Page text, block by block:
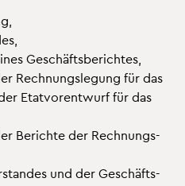
Ge­schäfts­be­rich­tes,
Rech­nungs­le­gung für das
Etat­vor­ent­wurf für das
Be­rich­te der Rech­nungs­
und der Ge­schäfts­